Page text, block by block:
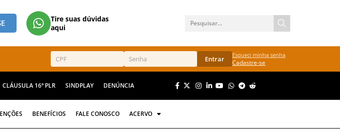
Tire suas dúvidas
aqui
Entrar Esqueci minha senha
Cadastre-se
CLÁUSULA 16ª PLR SINDPLAY DENÚNCIA
BENEFÍCIOS FALE CONOSCO ACERVO